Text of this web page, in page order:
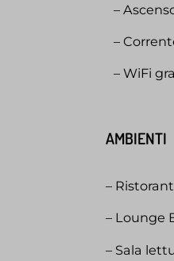
–
–
– WiFi
AMBIENTI
–
– Lounge
– Sala